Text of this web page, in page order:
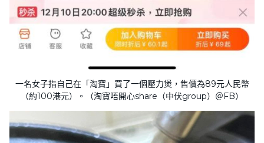
一名女子指自己在「淘寶」買了一個壓力煲，售價為89元人民幣
（約100港元）。（淘寶唔開心share（中伏group）＠FB）